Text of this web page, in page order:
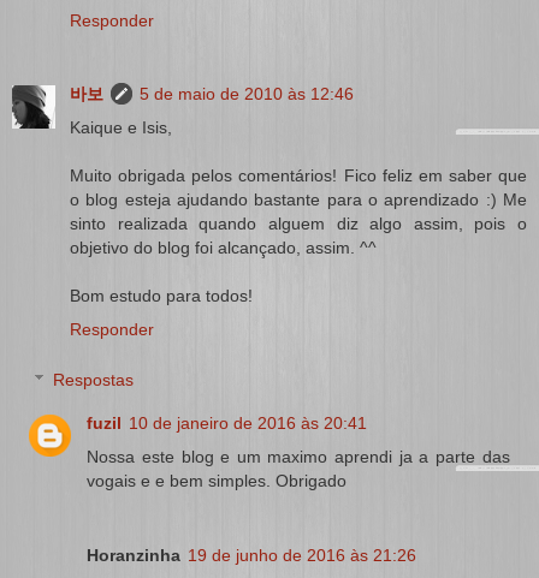
Responder
바보
5 de maio de 2010 às 12:46
Kaique e Isis,
Muito obrigada pelos comentários! Fico feliz em saber que
o blog esteja ajudando bastante para o aprendizado :) Me
sinto realizada quando alguem diz algo assim, pois o
objetivo do blog foi alcançado, assim. ^^
Bom estudo para todos!
Responder
Respostas
fuzil 10 de janeiro de 2016 às 20:41
Nossa este blog e um maximo aprendi ja a parte das
vogais e e bem simples. Obrigado
Horanzinha 19 de junho de 2016 às 21:26